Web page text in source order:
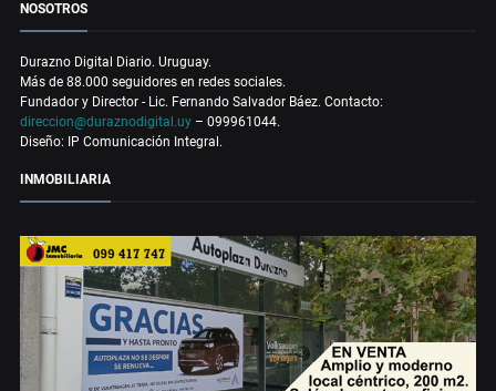
NOSOTROS
Durazno Digital Diario. Uruguay.
Más de 88.000 seguidores en redes sociales.
Fundador y Director - Lic. Fernando Salvador Báez. Contacto:
direccion@duraznodigital.uy – 099961044.
Diseño: IP Comunicación Integral.
INMOBILIARIA